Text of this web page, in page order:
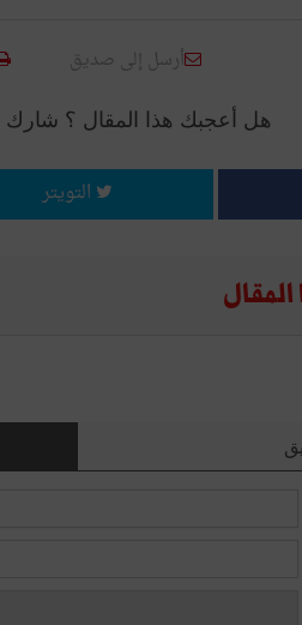
أرسل إلى صديق
هل أعجبك هذا المقال ؟
التويتر